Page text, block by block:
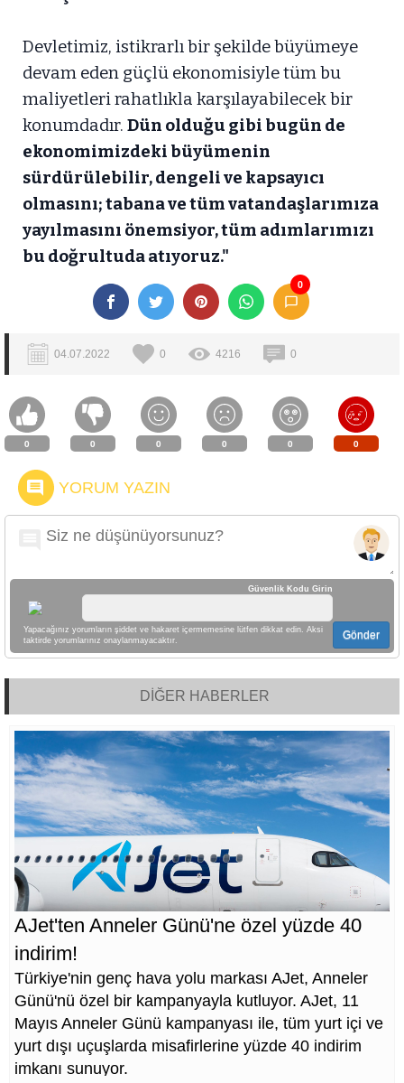
Devletimiz, istikrarlı bir şekilde büyümeye
devam eden güçlü ekonomisiyle tüm bu
maliyetleri rahatlıkla karşılayabilecek bir
konumdadır. Dün olduğu gibi bugün de
ekonomimizdeki büyümenin
sürdürülebilir, dengeli ve kapsayıcı
olmasını; tabana ve tüm vatandaşlarımıza
yayılmasını önemsiyor, tüm adımlarımızı
bu doğrultuda atıyoruz."
0
04.07.2022 0 4216 0
0 0 0 0 0 0
YORUM YAZIN
Güvenlik Kodu Girin
Yapacağınız yorumların şiddet ve hakaret içermemesine lütfen dikkat edin. Aksi
taktirde yorumlarınız onaylanmayacaktır.
Gönder
DİĞER HABERLER
AJet'ten Anneler Günü'ne özel yüzde 40
indirim!
Türkiye'nin genç hava yolu markası AJet, Anneler
Günü'nü özel bir kampanyayla kutluyor. AJet, 11
Mayıs Anneler Günü kampanyası ile, tüm yurt içi ve
yurt dışı uçuşlarda misafirlerine yüzde 40 indirim
imkanı sunuyor.